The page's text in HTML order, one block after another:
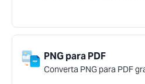
PNG para PDF
Converta PNG para PDF